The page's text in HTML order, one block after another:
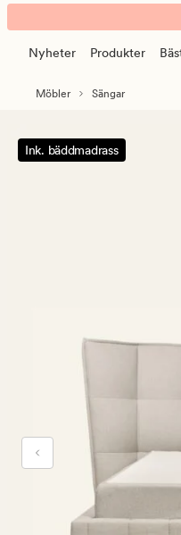
rammeseng
medium
ramsäng
banner.
Klicka
ESCAPE
att
pausa.
Nyheter Produkter
Möbler Sängar
Ink. bäddmadrass